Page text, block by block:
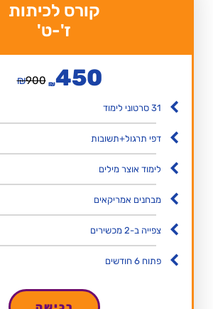
קורס לכיתות
ז'-ט'
₪900 ₪450
31 סרטוני לימוד
דפי תרגול+תשובות
לימוד אוצר מילים
מבחנים אמריקאים
צפייה ב-2 מכשירים
פתוח 6 חודשים